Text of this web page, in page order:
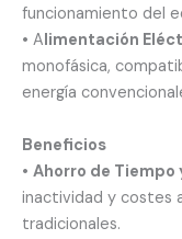
funcionamiento del
• Alimentación
monofásica,
energía
Beneficios
• Ahorro de Tiempo
inactividad y costes
tradicionales.